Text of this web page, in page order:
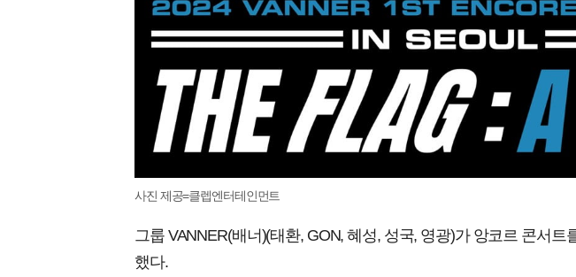
사진 제공=클렙엔터테인먼트
그룹 VANNER(배너)(태환, GON, 혜성, 성국, 영광)가 앙코르 콘서트
했다.